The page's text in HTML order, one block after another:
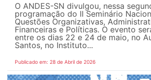
O ANDES-SN divulgou, nessa
programação do II Seminário
Questões Organizativas,
Financeiras e Políticas. O evento
entre os dias 22 e 24 de maio, no
Santos, no Instituto...
Publicado em: 28 de Abril de 2026